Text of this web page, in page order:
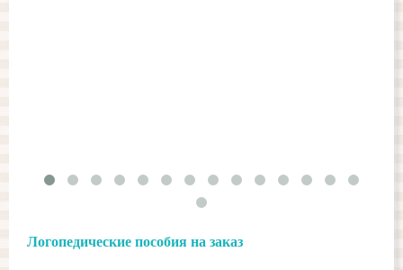
Логопедические пособия на заказ